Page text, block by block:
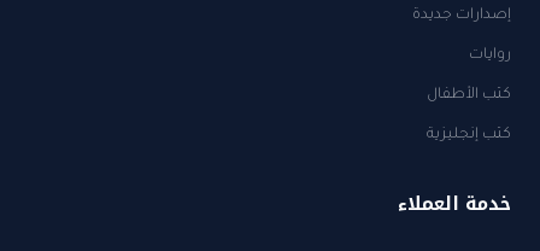
إصدارات جديدة
روايات
كتب الأطفال
كتب إنجليزية
خدمة العملاء